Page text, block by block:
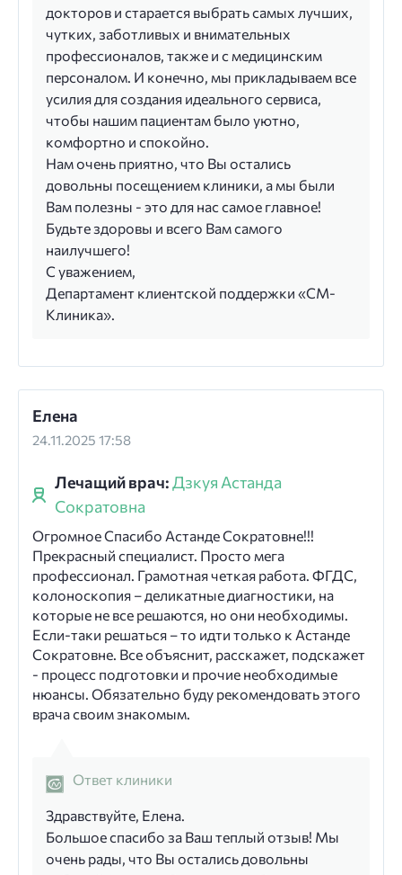
докторов и старается выбрать самых лучших,
чутких, заботливых и внимательных
профессионалов, также и с медицинским
персоналом. И конечно, мы прикладываем все
усилия для создания идеального сервиса,
чтобы нашим пациентам было уютно,
комфортно и спокойно.
Нам очень приятно, что Вы остались
довольны посещением клиники, а мы были
Вам полезны - это для нас самое главное!
Будьте здоровы и всего Вам самого
наилучшего!
С уважением,
Департамент клиентской поддержки «СМ-
Клиника».
Елена
24.11.2025 17:58
Лечащий врач:Дзкуя Астанда
Сократовна
Огромное Спасибо Астанде Сократовне!!!
Прекрасный специалист. Просто мега
профессионал. Грамотная четкая работа. ФГДС,
колоноскопия – деликатные диагностики, на
которые не все решаются, но они необходимы.
Если-таки решаться – то идти только к Астанде
Сократовне. Все объяснит, расскажет, подскажет
- процесс подготовки и прочие необходимые
нюансы. Обязательно буду рекомендовать этого
врача своим знакомым.
Ответ клиники
Здравствуйте, Елена.
Большое спасибо за Ваш теплый отзыв! Мы
очень рады, что Вы остались довольны